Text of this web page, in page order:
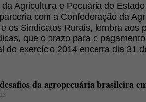
Agricultura e Pecuária do
com a Confederação da
os Sindicatos Rurais, lembra aos
que o prazo para o
do exercício 2014 encerra dia 31
da agropecuária brasileira